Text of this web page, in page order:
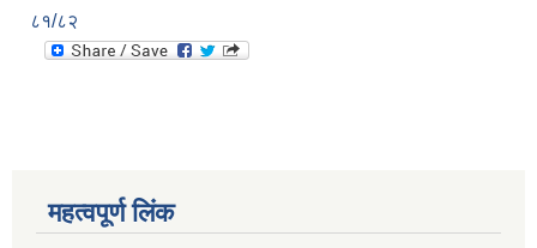
८१/८२
महत्वपूर्ण लिंक